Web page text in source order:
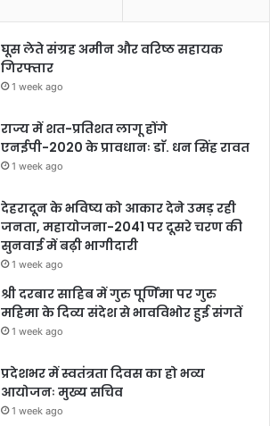
घूस लेते संग्रह अमीन और वरिष्ठ सहायक
गिरफ्तार
1 week ago
राज्य में शत-प्रतिशत लागू होंगे
एनईपी-2020 के प्रावधानः डाॅ. धन सिंह रावत
1 week ago
देहरादून के भविष्य को आकार देने उमड़ रही
जनता, महायोजना-2041 पर दूसरे चरण की
सुनवाई में बढ़ी भागीदारी
1 week ago
श्री दरबार साहिब में गुरु पूर्णिमा पर गुरु
महिमा के दिव्य संदेश से भावविभोर हुई संगतें
1 week ago
प्रदेशभर में स्वतंत्रता दिवस का हो भव्य
आयोजनः मुख्य सचिव
1 week ago